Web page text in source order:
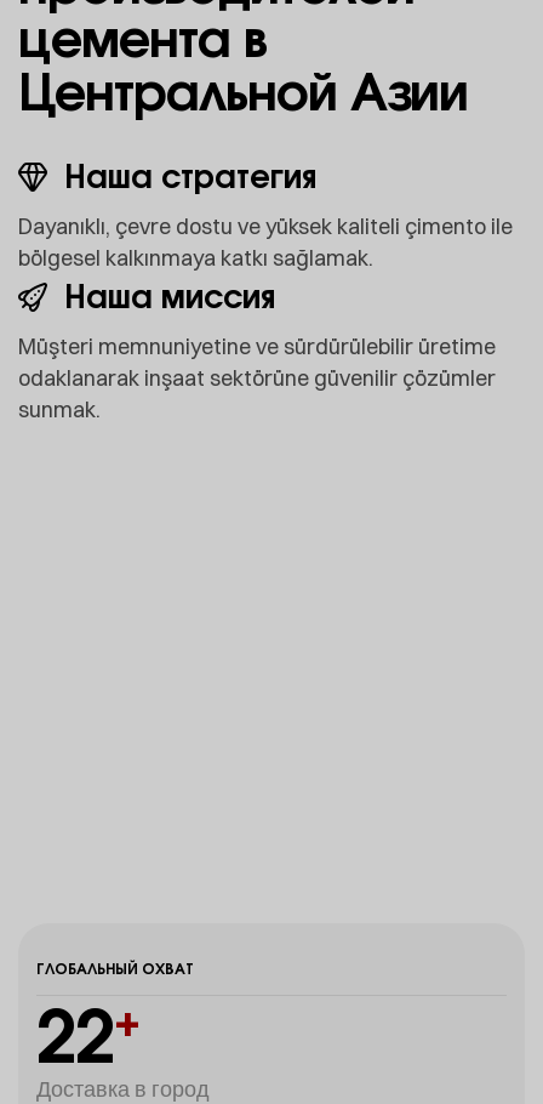
цемента в
Центральной Азии
Наша стратегия
Dayanıklı, çevre dostu ve yüksek kaliteli çimento ile
bölgesel kalkınmaya katkı sağlamak.
Наша миссия
Müşteri memnuniyetine ve sürdürülebilir üretime
odaklanarak inşaat sektörüne güvenilir çözümler
sunmak.
ГЛОБАЛЬНЫЙ ОХВАТ
Доставка в город
22+